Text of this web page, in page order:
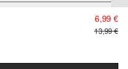
6,99 €
13,99 €